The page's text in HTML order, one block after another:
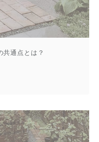
共通点とは？